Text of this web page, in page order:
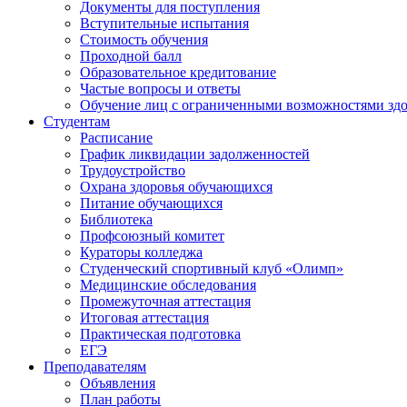
Документы для поступления
Вступительные испытания
Стоимость обучения
Проходной балл
Образовательное кредитование
Частые вопросы и ответы
Обучение лиц с ограниченными возможностями
Студентам
Расписание
График ликвидации задолженностей
Трудоустройство
Охрана здоровья обучающихся
Питание обучающихся
Библиотека
Профсоюзный комитет
Кураторы колледжа
Студенческий спортивный клуб «Олимп»
Медицинские обследования
Промежуточная аттестация
Итоговая аттестация
Практическая подготовка
ЕГЭ
Преподавателям
Объявления
План работы